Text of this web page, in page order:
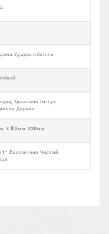
Ударостійкість
Ідеально Імітує
Дерево
Х 80мм Х20мм
Екологічно Чистий